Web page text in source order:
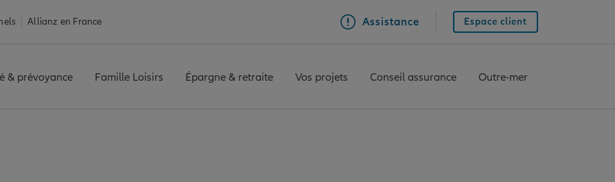
Allianz en France Assistance Espace client
& prévoyance Famille Loisirs Épargne & retraite Vos projets Conseil assurance Outre-mer